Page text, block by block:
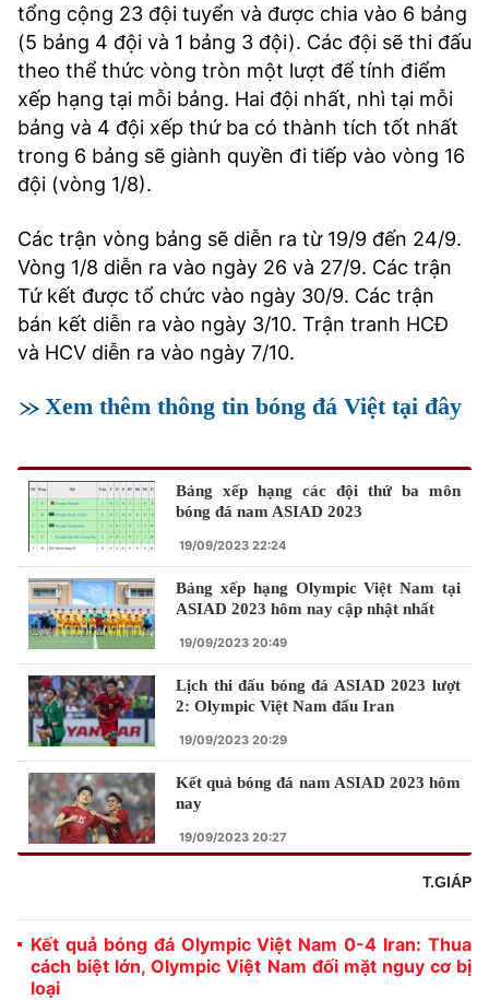
tổng cộng 23 đội tuyển và được chia vào 6 bảng
(5 bảng 4 đội và 1 bảng 3 đội). Các đội sẽ thi đấu
theo thể thức vòng tròn một lượt để tính điểm
xếp hạng tại mỗi bảng. Hai đội nhất, nhì tại mỗi
bảng và 4 đội xếp thứ ba có thành tích tốt nhất
trong 6 bảng sẽ giành quyền đi tiếp vào vòng 16
đội (vòng 1/8).
Các trận vòng bảng sẽ diễn ra từ 19/9 đến 24/9.
Vòng 1/8 diễn ra vào ngày 26 và 27/9. Các trận
Tứ kết được tổ chức vào ngày 30/9. Các trận
bán kết diễn ra vào ngày 3/10. Trận tranh HCĐ
và HCV diễn ra vào ngày 7/10.
Xem thêm thông tin bóng đá Việt tại đây
Bảng xếp hạng các đội thứ ba môn
bóng đá nam ASIAD 2023
19/09/2023 22:24
Bảng xếp hạng Olympic Việt Nam tại
ASIAD 2023 hôm nay cập nhật nhất
19/09/2023 20:49
Lịch thi đấu bóng đá ASIAD 2023 lượt
2: Olympic Việt Nam đấu Iran
19/09/2023 20:29
Kết quả bóng đá nam ASIAD 2023 hôm
nay
19/09/2023 20:27
T.GIÁP
Kết quả bóng đá Olympic Việt Nam 0-4 Iran: Thua
cách biệt lớn, Olympic Việt Nam đối mặt nguy cơ bị
loại